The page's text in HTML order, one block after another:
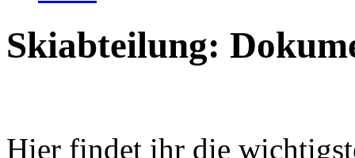
Skiabteilung:
Hier findet ihr die